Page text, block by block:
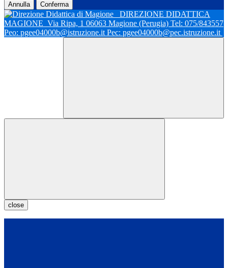
Annulla Conferma
DIREZIONE DIDATTICA
MAGIONE Via Ripa, 1 06063 Magione (Perugia) Tel: 075/843557
Peo: pgee04000b@istruzione.it Pec: pgee04000b@pec.istruzione.it
close